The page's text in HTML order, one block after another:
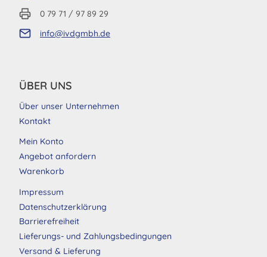
0 79 71 / 97 89 29
info@ivdgmbh.de
ÜBER UNS
Über unser Unternehmen
Kontakt
Mein Konto
Angebot anfordern
Warenkorb
Impressum
Datenschutzerklärung
Barrierefreiheit
Lieferungs- und Zahlungsbedingungen
Versand & Lieferung